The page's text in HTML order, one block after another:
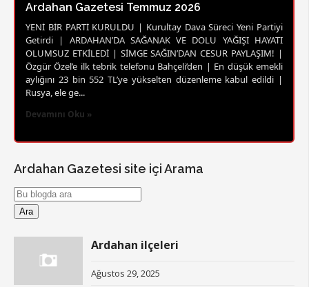
Ardahan Gazetesi Temmuz 2026
YENİ BİR PARTİ KURULDU | Kurultay Dava Süreci Yeni Partiyi
Getirdi | ARDAHAN’DA SAĞANAK VE DOLU YAĞIŞI HAYATI
OLUMSUZ ETKİLEDİ | SİMGE SAĞIN’DAN CESUR PAYLAŞIM! |
Özgür Özel’e ilk tebrik telefonu Bahçeli’den | En düşük emekli
aylığını 23 bin 552 TL’ye yükselten düzenleme kabul edildi |
Rusya, ele ge...
Devamını Oku »
Ardahan Gazetesi site içi Arama
Ardahan ilçeleri
Ağustos 29, 2025